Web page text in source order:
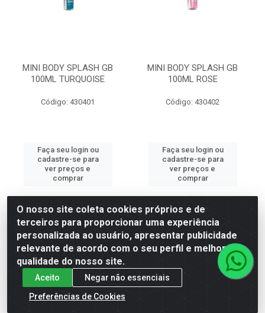
MINI BODY SPLASH GB
100ML TURQUOISE
Código: 430401
Faça seu login ou
cadastre-se para
ver preços e
comprar
MINI BODY SPLASH GB
100ML ROSE
Código: 430402
Faça seu login ou
cadastre-se para
ver preços e
comprar
O nosso site coleta cookies próprios e de
terceiros para proporcionar uma experiência
personalizada ao usuário, apresentar publicidade
relevante de acordo com o seu perfil e melhorar a
qualidade do nosso site.
Aceito
Negar não essenciais
Preferências de Cookies